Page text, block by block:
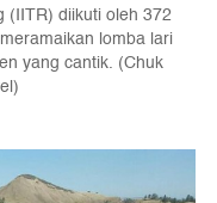
(IITR) diikuti oleh 372
lomba lari
yang cantik. (Chuk